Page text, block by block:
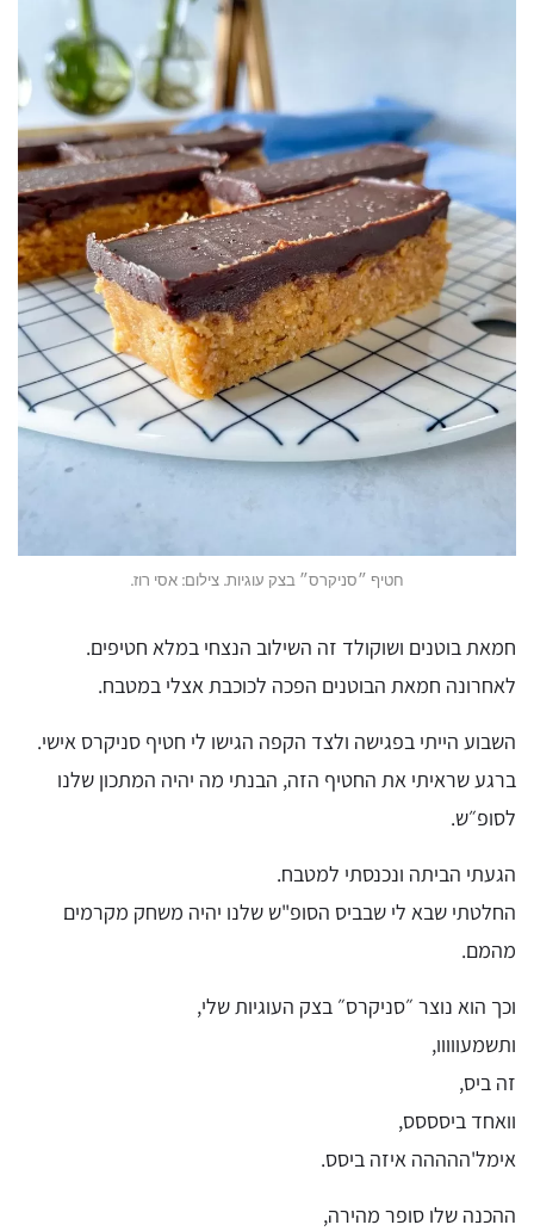
חטיף ״סניקרס״ בצק עוגיות. צילום: אסי רוז.
חמאת בוטנים ושוקולד זה השילוב הנצחי במלא חטיפים.
לאחרונה חמאת הבוטנים הפכה לכוכבת אצלי במטבח.
השבוע הייתי בפגישה ולצד הקפה הגישו לי חטיף סניקרס אישי.
ברגע שראיתי את החטיף הזה, הבנתי מה יהיה המתכון שלנו
לסופ״ש.
הגעתי הביתה ונכנסתי למטבח.
החלטתי שבא לי שבביס הסופ"ש שלנו יהיה משחק מקרמים
מהמם.
וכך הוא נוצר ״סניקרס״ בצק העוגיות שלי,
ותשמעווווו,
זה ביס,
וואחד ביסססס,
אימל'ההההה איזה ביסס.
ההכנה שלו סופר מהירה,